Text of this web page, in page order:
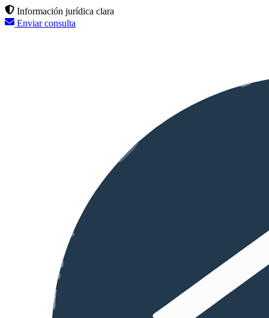
Información jurídica clara
Enviar consulta